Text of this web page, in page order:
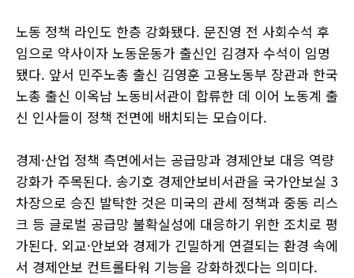
노동 정책 라인도 한층 강화됐다. 문진영 전 사회수석 후
임으로 약사이자 노동운동가 출신인 김경자 수석이 임명
됐다. 앞서 민주노총 출신 김영훈 고용노동부 장관과 한국
노총 출신 이옥남 노동비서관이 합류한 데 이어 노동계 출
신 인사들이 정책 전면에 배치되는 모습이다.
경제·산업 정책 측면에서는 공급망과 경제안보 대응 역량
강화가 주목된다. 송기호 경제안보비서관을 국가안보실 3
차장으로 승진 발탁한 것은 미국의 관세 정책과 중동 리스
크 등 글로벌 공급망 불확실성에 대응하기 위한 조치로 평
가된다. 외교·안보와 경제가 긴밀하게 연결되는 환경 속에
서 경제안보 컨트롤타워 기능을 강화하겠다는 의미다.